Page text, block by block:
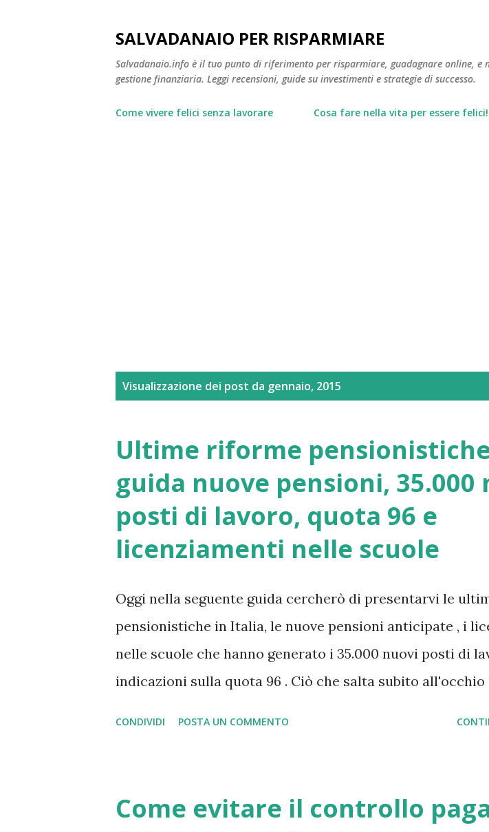
SALVADANAIO PER RISPARMIARE
Salvadanaio.info è il tuo punto di riferimento per risparmiare, guadagnare online, e
gestione finanziaria. Leggi recensioni, guide su investimenti e strategie di successo.
Come vivere felici senza lavorare Cosa fare nella vita per essere felici!
Visualizzazione dei post da gennaio, 2015
Ultime riforme
guida nuove pensioni, 35.000
posti di lavoro, quota 96 e
licenziamenti nelle scuole
Oggi nella seguente guida cercherò di presentarvi le
pensionistiche in Italia, le nuove pensioni anticipate , i
nelle scuole che hanno generato i 35.000 nuovi posti di
indicazioni sulla quota 96 . Ciò che salta subito all'occhio
professori, ma di vere e proprie riforme e ricerche
CONDIVIDI POSTA UN COMMENTO
Come evitare il controllo